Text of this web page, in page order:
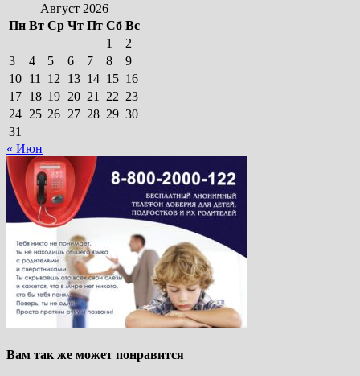
Август 2026
Пн Вт Ср Чт Пт Сб Вс
1
2
3
4 5 6 7 8
9
10 11 12 13 14 15 16
17 18 19 20 21 22 23
24 25 26 27 28 29 30
31
« Июн
Вам так же может понравится